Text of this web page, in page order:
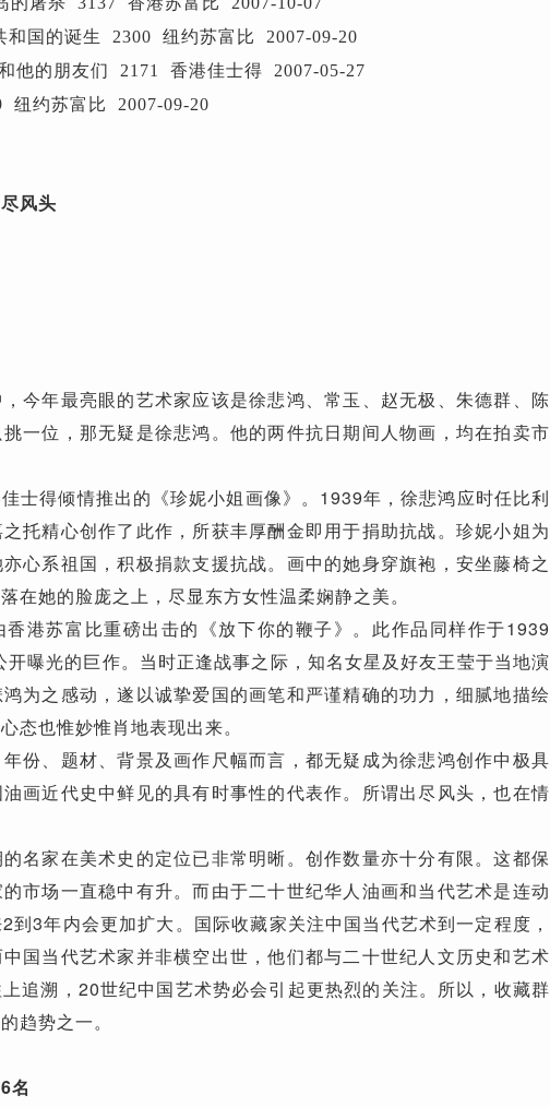
国的诞生 2300 纽约苏富比 2007-09-20
他的朋友们 2171 香港佳士得 2007-05-27
约苏富比 2007-09-20
风头
年最亮眼的艺术家应该是徐悲鸿、常玉、赵无极、朱德群、陈
一位，那无疑是徐悲鸿。他的两件抗日期间人物画，均在拍卖市
士得倾情推出的《珍妮小姐画像》。1939年，徐悲鸿应时任比利
托精心创作了此作，所获丰厚酬金即用于捐助抗战。珍妮小姐为
心系祖国，积极捐款支援抗战。画中的她身穿旗袍，安坐藤椅之
在她的脸庞之上，尽显东方女性温柔娴静之美。
苏富比重磅出击的《放下你的鞭子》。此作品同样作于1939
曝光的巨作。当时正逢战事之际，知名女星及好友王莹于当地演
为之感动，遂以诚挚爱国的画笔和严谨精确的功力，细腻地描绘
态也惟妙惟肖地表现出来。
份、题材、背景及画作尺幅而言，都无疑成为徐悲鸿创作中极具
画近代史中鲜见的具有时事性的代表作。所谓出尽风头，也在情
家在美术史的定位已非常明晰。创作数量亦十分有限。这都保
市场一直稳中有升。而由于二十世纪华人油画和当代艺术是连动
到3年内会更加扩大。国际收藏家关注中国当代艺术到一定程度，
国当代艺术家并非横空出世，他们都与二十世纪人文历史和艺术
追溯，20世纪中国艺术势必会引起更热烈的关注。所以，收藏群
趋势之一。
名